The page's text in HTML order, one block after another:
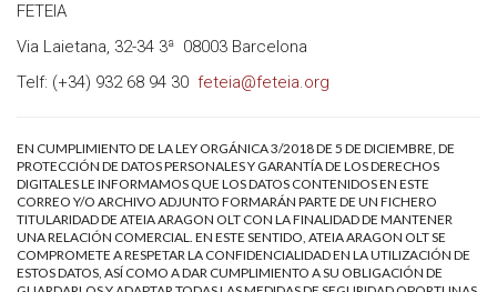
FETEIA
Via Laietana, 32-34 3ª 08003 Barcelona
Telf: (+34) 932 68 94 30 feteia@feteia.org
EN CUMPLIMIENTO DE LA LEY ORGÁNICA 3/2018 DE 5 DE DICIEMBRE, DE
PROTECCIÓN DE DATOS PERSONALES Y GARANTÍA DE LOS DERECHOS
DIGITALES LE INFORMAMOS QUE LOS DATOS CONTENIDOS EN ESTE
CORREO Y/O ARCHIVO ADJUNTO FORMARÁN PARTE DE UN FICHERO
TITULARIDAD DE ATEIA ARAGON OLT CON LA FINALIDAD DE MANTENER
UNA RELACIÓN COMERCIAL. EN ESTE SENTIDO, ATEIA ARAGON OLT SE
COMPROMETE A RESPETAR LA CONFIDENCIALIDAD EN LA UTILIZACIÓN DE
ESTOS DATOS, ASÍ COMO A DAR CUMPLIMIENTO A SU OBLIGACIÓN DE